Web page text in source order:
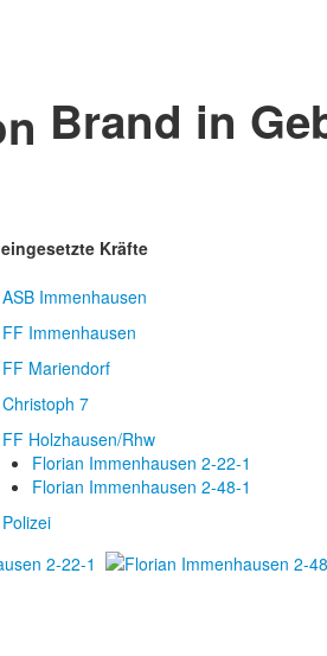
Brand in
eingesetzte Kräfte
ASB Immenhausen
FF Immenhausen
FF Mariendorf
Christoph 7
FF Holzhausen/Rhw
Florian Immenhausen 2-22-1
Florian Immenhausen 2-48-1
Polizei